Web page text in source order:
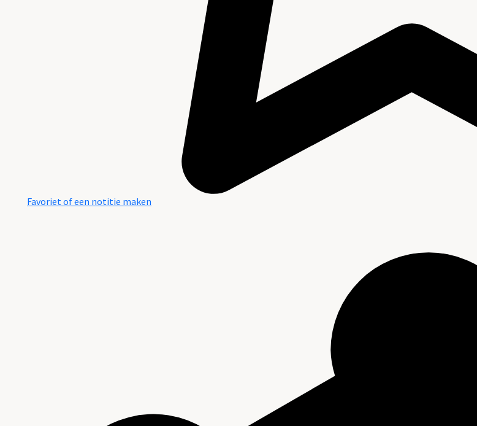
Favoriet of een notitie maken